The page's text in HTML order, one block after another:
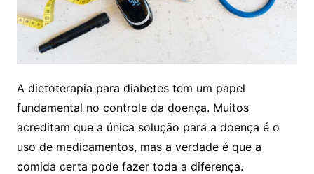
A dietoterapia para diabetes tem um papel
fundamental no controle da doença. Muitos
acreditam que a única solução para a doença é o
uso de medicamentos, mas a verdade é que a
comida certa pode fazer toda a diferença.